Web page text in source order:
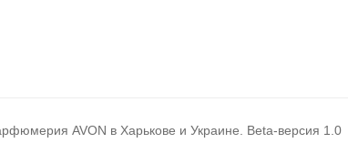
AVON в Харькове и Украине. Beta-версия 1.0